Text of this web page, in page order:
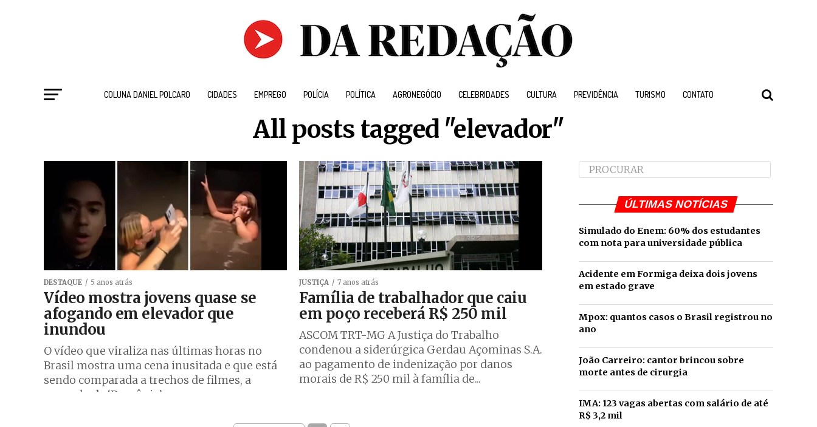
COLUNA DANIEL POLCARO CIDADES EMPREGO POLÍCIA POLÍTICA AGRONEGÓCIO CELEBRIDADES CULTURA PREVIDÊNCIA TURISMO CONTATO
All posts tagged "elevador"
DESTAQUE 5 anos atrás
Vídeo mostra jovens quase se
afogando em elevador que
inundou
O vídeo que viraliza nas últimas horas no
Brasil mostra uma cena inusitada e que está
sendo comparada a trechos de filmes, a
exemplo de ‘Demônio’...
JUSTIÇA 7 anos atrás
Família de trabalhador que caiu
em poço receberá R$ 250 mil
ASCOM TRT-MG A Justiça do Trabalho
condenou a siderúrgica Gerdau Açominas S.A.
ao pagamento de indenização por danos
morais de R$ 250 mil à família de...
ÚLTIMAS NOTÍCIAS
Simulado do Enem: 60% dos estudantes
com nota para universidade pública
Acidente em Formiga deixa dois jovens
em estado grave
Mpox: quantos casos o Brasil registrou no
ano
João Carreiro: cantor brincou sobre
morte antes de cirurgia
IMA: 123 vagas abertas com salário de até
R$ 3,2 mil